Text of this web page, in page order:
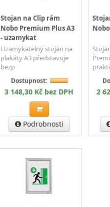
Stojan na Clip rám
Nobo Premium Plus A3
- uzamykat
Uzamykatelný stojan na
plakáty A3 představuje
bezp
Dostupnost:
3 148,30 Kč bez DPH
Podrobnosti
2